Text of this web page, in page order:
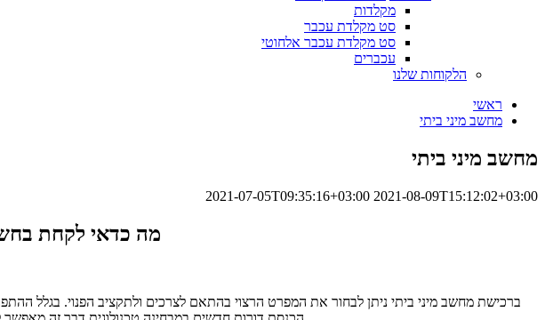
מקלדות
סט מקלדת עכבר
סט מקלדת עכבר אלחוטי
עכברים
הלקוחות שלנו
ראשי
מחשב מיני ביתי
מחשב מיני ביתי
2021-07-05T09:35:16+03:00 2021-08-09T15:12:02+03:00
מה כדאי לקחת
ברכישת מחשב מיני ביתי ניתן לבחור את המפרט הרצוי בהתאם לצרכים ולתקציב הפנוי. בגלל